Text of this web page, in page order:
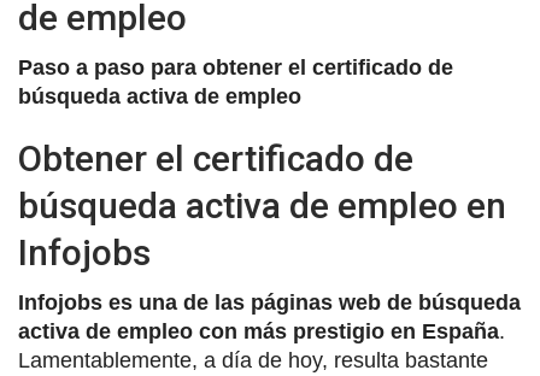
de empleo
Paso a paso para obtener el certificado de
búsqueda activa de empleo
Obtener el certificado de
búsqueda activa de empleo en
Infojobs
Infojobs es una de las páginas web de búsqueda
activa de empleo con más prestigio en España.
Lamentablemente, a día de hoy, resulta bastante